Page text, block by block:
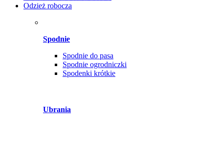
Odzież robocza
Spodnie
Spodnie do pasa
Spodnie ogrodniczki
Spodenki krótkie
Ubrania